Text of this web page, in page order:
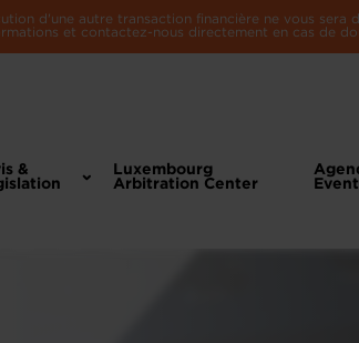
d'une autre transaction financière ne vous
et contactez-nous directement en cas de
&
Luxembourg
Arbitration Center